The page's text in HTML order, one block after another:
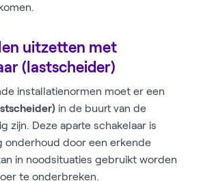
uitzetten met
(lastscheider)
installatienormen moet er een
in de buurt van de
zijn. Deze aparte schakelaar is
onderhoud door een erkende
in noodsituaties gebruikt worden
te onderbreken.